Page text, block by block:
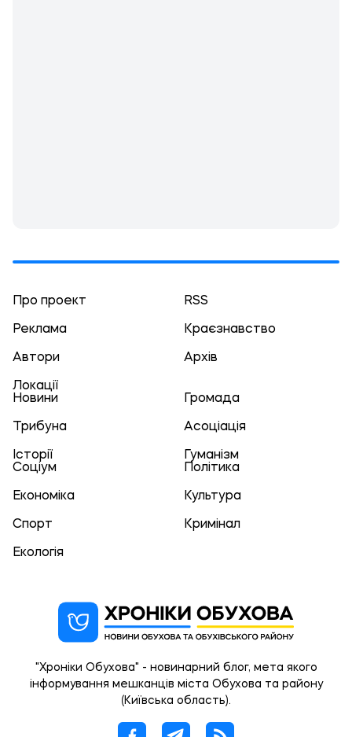
Про проект RSS
Реклама Краєзнавство
Автори Архів
Локації
Новини
Громада
Трибуна Асоціація
Історії
Гуманізм
Соціум
Політика
Економіка Культура
Спорт Кримінал
Екологія
"Хроніки Обухова" - новинарний блог, мета якого
інформування мешканців міста Обухова та району
(Київська область).